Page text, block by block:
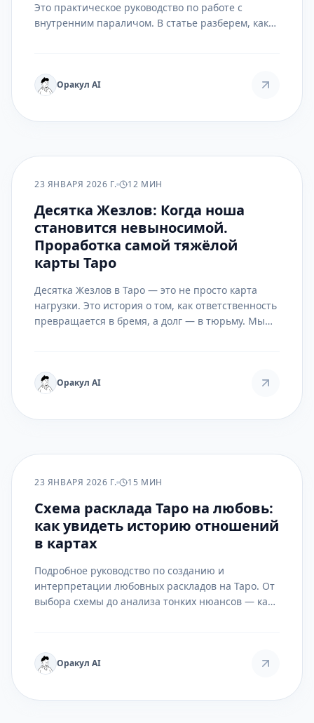
Это практическое руководство по работе с
внутренним параличом. В статье разберем, как
Оракул AI
ПРАКТИКА
23 ЯНВАРЯ 2026 Г. 12 МИН
Десятка Жезлов: Когда ноша
становится невыносимой.
Проработка самой тяжёлой
карты Таро
Десятка Жезлов в Таро — это не просто карта
нагрузки. Это история о том, как ответственность
превращается в бремя, а долг — в тюрьму. Мы
Оракул AI
ПРАКТИКА
23 ЯНВАРЯ 2026 Г. 15 МИН
Схема расклада Таро на любовь:
как увидеть историю отношений
в картах
Подробное руководство по созданию и
интерпретации любовных раскладов на Таро. От
выбора схемы до анализа тонких нюансов — как
Оракул AI